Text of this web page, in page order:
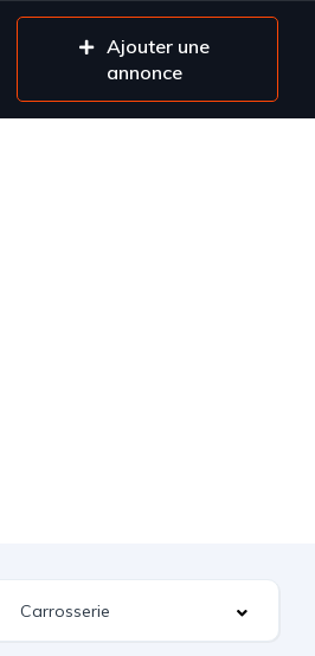
Ajouter une
annonce